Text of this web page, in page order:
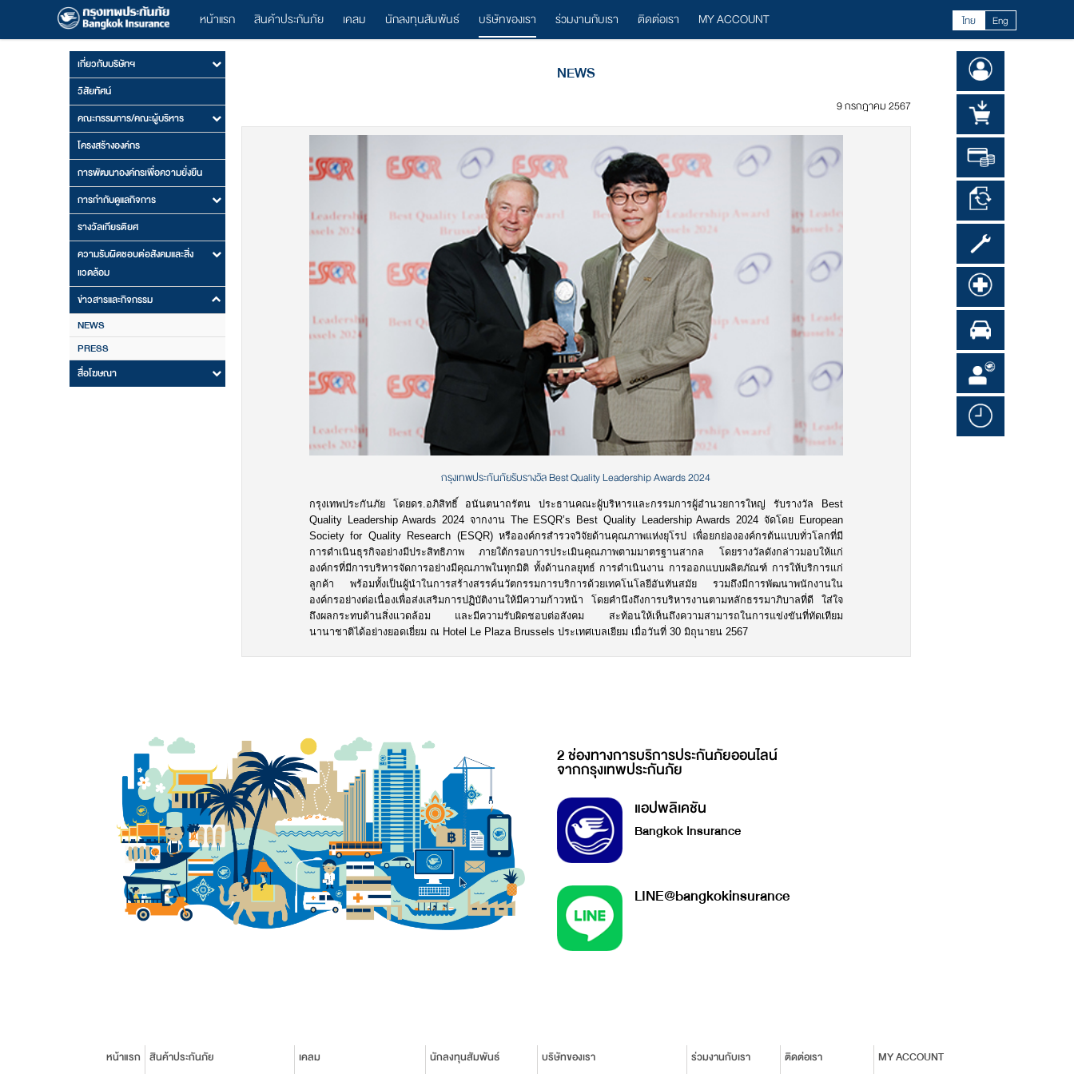
หน้าแรก สินค้าประกันภัย เคลม นักลงทุนสัมพันธ์ บริษัทของเรา ร่วมงานกับเรา ติดต่อเรา MY ACCOUNT ไทย Eng
เกี่ยวกับบริษัทฯ
วิสัยทัศน์
คณะกรรมการ/คณะผู้บริหาร
โครงสร้างองค์กร
การพัฒนาองค์กรเพื่อความยั่งยืน
การกำกับดูแลกิจการ
รางวัลเกียรติยศ
ความรับผิดชอบต่อสังคมและสิ่ง
แวดล้อม
ข่าวสารและกิจกรรม
NEWS
PRESS
สื่อโฆษณา
NEWS
9 กรกฎาคม 2567
กรุงเทพประกันภัยรับรางวัล Best Quality Leadership Awards 2024
กรุงเทพประกันภัย โดยดร.อภิสิทธิ์ อนันตนาถรัตน ประธานคณะผู้บริหารและกรรมการผู้อำนวยการใหญ่ รับรางวัล Best
Quality Leadership Awards 2024 จากงาน The ESQR’s Best Quality Leadership Awards 2024 จัดโดย European
Society for Quality Research (ESQR) หรือองค์กรสำรวจวิจัยด้านคุณภาพแห่งยุโรป เพื่อยกย่ององค์กรต้นแบบทั่วโลกที่มี
การดำเนินธุรกิจอย่างมีประสิทธิภาพ ภายใต้กรอบการประเมินคุณภาพตามมาตรฐานสากล โดยรางวัลดังกล่าวมอบให้แก่
องค์กรที่มีการบริหารจัดการอย่างมีคุณภาพในทุกมิติ ทั้งด้านกลยุทธ์ การดำเนินงาน การออกแบบผลิตภัณฑ์ การให้บริการแก่
ลูกค้า พร้อมทั้งเป็นผู้นำในการสร้างสรรค์นวัตกรรมการบริการด้วยเทคโนโลยีอันทันสมัย รวมถึงมีการพัฒนาพนักงานใน
องค์กรอย่างต่อเนื่องเพื่อส่งเสริมการปฏิบัติงานให้มีความก้าวหน้า โดยคำนึงถึงการบริหารงานตามหลักธรรมาภิบาลที่ดี ใส่ใจ
ถึงผลกระทบด้านสิ่งแวดล้อม และมีความรับผิดชอบต่อสังคม สะท้อนให้เห็นถึงความสามารถในการแข่งขันที่ทัดเทียม
นานาชาติได้อย่างยอดเยี่ยม ณ Hotel Le Plaza Brussels ประเทศเบลเยียม เมื่อวันที่ 30 มิถุนายน 2567
2 ช่องทางการบริการประกันภัยออนไลน์
จากกรุงเทพประกันภัย
แอปพลิเคชัน
Bangkok Insurance
LINE@bangkokinsurance
หน้าแรก สินค้าประกันภัย เคลม นักลงทุนสัมพันธ์ บริษัทของเรา ร่วมงานกับเรา ติดต่อเรา MY ACCOUNT